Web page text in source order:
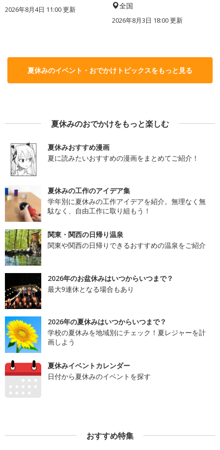
2026年8月4日 11:00更新 全国
2026年8月3日 18:00更新
夏休みのイベント・おでかけトピックスをもっと見る
夏休みのおでかけをもっと楽しむ
夏休みおすすめ漫画
夏に読みたいおすすめの漫画をまとめてご紹介！
夏休みの工作のアイデア集
学年別に夏休みの工作アイデアを紹介。無理なく無
駄なく、自由工作に取り組もう！
関東・関西の日帰り温泉
関東や関西の日帰りできるおすすめの温泉をご紹介
2026年のお盆休みはいつからいつまで？
最大9連休となる場合もあり
2026年の夏休みはいつからいつまで？
学校の夏休みを地域別にチェック！夏レジャーを計
画しよう
夏休みイベントカレンダー
日付から夏休みのイベントを探す
おすすめ特集